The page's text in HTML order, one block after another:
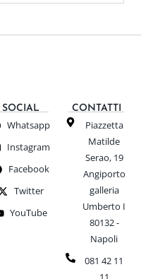
SOCIAL
Whatsapp
Instagram
Facebook
Twitter
YouTube
CONTATTI
Piazzetta
Matilde
Serao, 19
Angiporto
galleria
Umberto I
80132 -
Napoli
081 42 11